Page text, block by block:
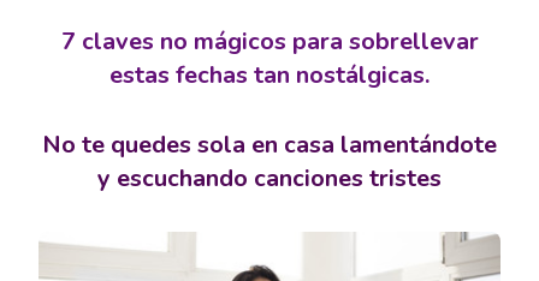
7 claves no mágicos para sobrellevar
estas fechas tan nostálgicas.
No te quedes sola en casa lamentándote
y escuchando canciones tristes